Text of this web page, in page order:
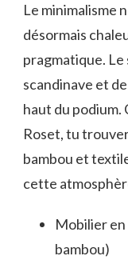
Le minimalisme
désormais
pragmatique. Le
scandinave et
haut du podium.
Roset, tu
bambou et
cette
Mobilier
bambou)